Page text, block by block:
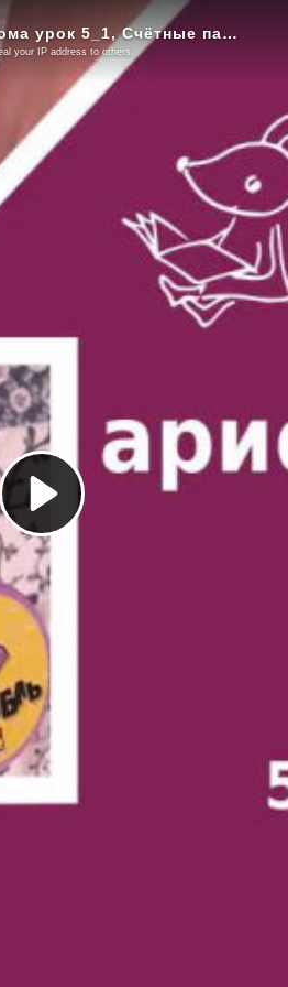
Play
Video
Мышематика дома урок 5_1, Счётные палочки, доббль, арифметические игры
your IP address to others.